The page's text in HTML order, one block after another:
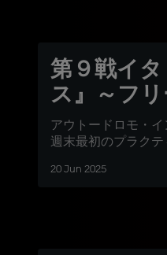
第９戦イ
ス』～フ
アウトードロモ・
週末最初のプラク
20 Jun 2025